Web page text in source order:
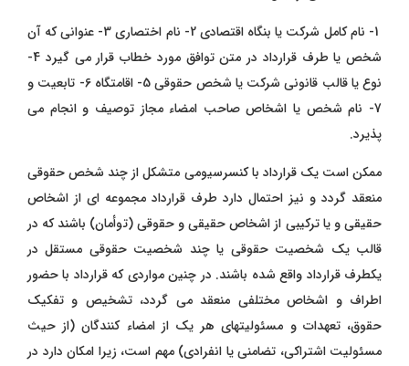
1- نام کامل شرکت یا بنگاه اقتصادی 2- نام اختصاری 3- عنوانی که آن
شخص یا طرف قرارداد در متن توافق مورد خطاب قرار می گیرد 4-
نوع یا قالب قانونی شرکت یا شخص حقوقی 5- اقامتگاه 6- تابعیت و
7- نام شخص یا اشخاص صاحب امضاء مجاز توصیف و انجام می
پذیرد.
ممکن است یک قرارداد با کنسرسیومی متشکل از چند شخص حقوقی
منعقد گردد و نیز احتمال دارد طرف قرارداد مجموعه ای از اشخاص
حقیقی و یا ترکیبی از اشخاص حقیقی و حقوقی (توأمان) باشند که در
قالب یک شخصیت حقوقی یا چند شخصیت حقوقی مستقل در
یکطرف قرارداد واقع شده باشند. در چنین مواردی که قرارداد با حضور
اطراف و اشخاص مختلفی منعقد می گردد، تشخیص و تفکیک
حقوق، تعهدات و مسئولیتهای هر یک از امضاء کنندگان (از حیث
مسئولیت اشتراکی، تضامنی یا انفرادی) مهم است، زیرا امکان دارد در